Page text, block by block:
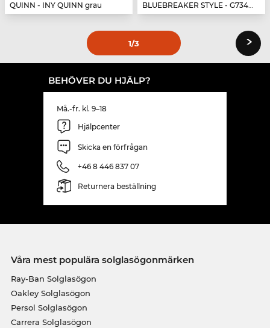
QUINN - INY QUINN grau
BLUEBREAKER STYLE - G73400 grau
1/3 ›
BEHÖVER DU HJÄLP?
Må.-fr. kl. 9–18
Hjälpcenter
Skicka en förfrågan
+46 8 446 837 07
Returnera beställning
Våra mest populära solglasögonmärken
Ray-Ban Solglasögon
Oakley Solglasögon
Persol Solglasögon
Carrera Solglasögon